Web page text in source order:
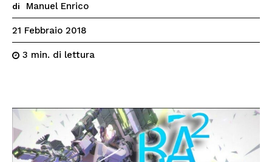
di Manuel Enrico
21 Febbraio 2018
3 min. di lettura